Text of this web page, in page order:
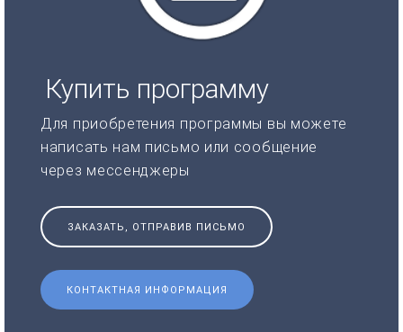
Купить программу
Для приобретения программы вы можете
написать нам письмо или сообщение
через мессенджеры
ЗАКАЗАТЬ, ОТПРАВИВ ПИСЬМО
КОНТАКТНАЯ ИНФОРМАЦИЯ